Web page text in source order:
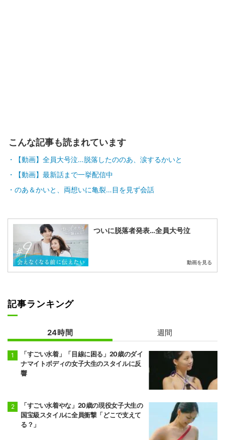
こんな記事も読まれています
【動画】全員大号泣…脱落したののあ、涙するかいと
【動画】最新話まで一挙配信中
のあ＆かいと、両想いに亀裂…目を見ず会話
ついに脱落者発表…全員大号泣
動画を見る
記事ランキング
24時間 週間
「すごい水着」「目線に困る」20歳のダイ
ナマイトボディの女子大生のスタイルに反
響
「すごい水着やな」20歳の現役女子大生の
国宝級スタイルに全員衝撃「どこで支えて
る？」